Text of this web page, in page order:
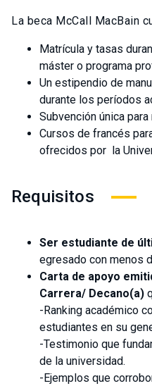
La beca McCall MacBain
Matrícula y tasas
máster o programa
Un estipendio de
durante los períodos
Subvención única
Cursos de francés
ofrecidos por la
Requisitos
Ser estudiante de
egresado con menos
Carta de apoyo
Carrera/ Decano(a)
-Ranking académico
estudiantes en su
-Testimonio que
de la universidad.
-Ejemplos que